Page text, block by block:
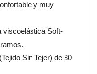
y muy
viscoelástica Soft-
Sin Tejer) de 30